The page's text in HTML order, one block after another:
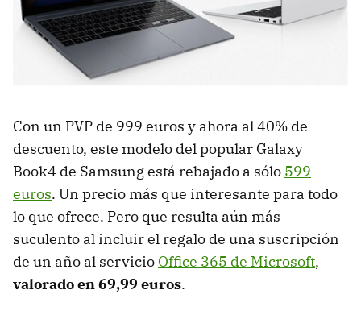
Con un PVP de 999 euros y ahora al 40% de
descuento, este modelo del popular Galaxy
Book4 de Samsung está rebajado a sólo 599
euros. Un precio más que interesante para todo
lo que ofrece. Pero que resulta aún más
suculento al incluir el regalo de una suscripción
de un año al servicio Office 365 de Microsoft,
valorado en 69,99 euros.